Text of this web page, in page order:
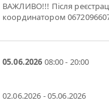
ВАЖЛИВО!!! Після реєстрацї
координатором
05.06.2026 08:00 - 20:00
02.06.2026 - 05.06.2026